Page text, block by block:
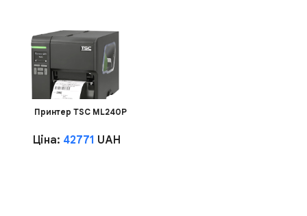
Принтер TSC ML240P
Ціна: 42771 UAH